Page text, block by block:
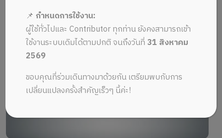
0 Sale
📌กำหนดการใช้งาน:
ผู้ใช้ทั่วไปและ Contributor ทุกท่าน ยังคงสามารถเข้า
ใช้งานระบบเดิมได้ตามปกติ จนถึงวันที่ 31 สิงหาคม
2569
ขอบคุณที่ร่วมเดินทางมาด้วยกัน เตรียมพบกับการ
เปลี่ยนแปลงครั้งสำคัญเร็วๆ นี้ค่ะ!